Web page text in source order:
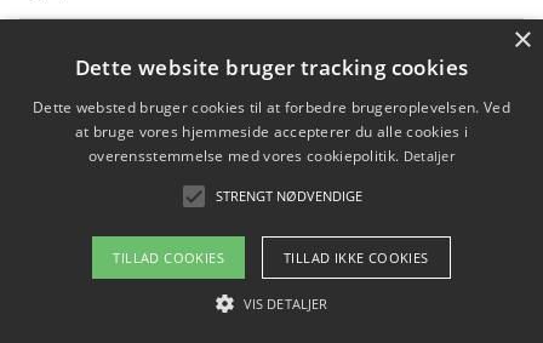
Hvordan affaldssortering kan bidrage til co2 reduktion
Copyright 2026 - Pilanto Aps
Om / kontakt
Blog Betingelser
×
Dette website bruger tracking cookies
Dette websted bruger cookies til at forbedre brugeroplevelsen. Ved
at bruge vores hjemmeside accepterer du alle cookies i
overensstemmelse med vores cookiepolitik. Detaljer
STRENGT NØDVENDIGE
TILLAD COOKIES TILLAD IKKE COOKIES
VIS DETALJER